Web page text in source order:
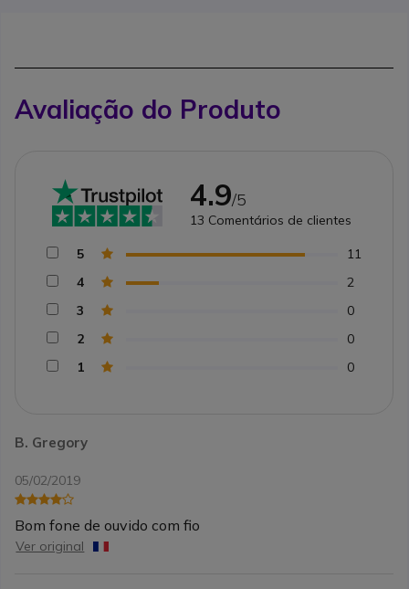
Avaliação do Produto
B. Gregory
05/02/2019
Bom fone de ouvido com fio
Ver original
4.9/5
13 Comentários de clientes
5
11
4
2
3
0
2
0
1
0